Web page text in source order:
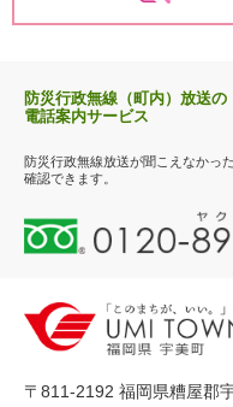
防災行政無線（町内）放送の
電話案内サービス
防災行政無線放送が聞こえなかっ
確認できます。
0
1
-
8
〒811-2192 福岡県糟屋郡